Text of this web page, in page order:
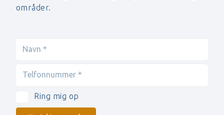
områder.
Ring mig op